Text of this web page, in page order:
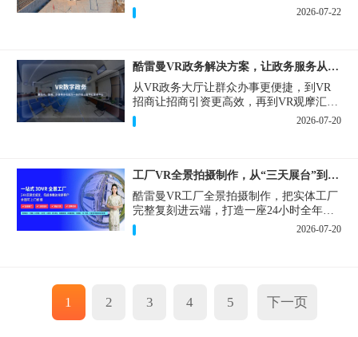
实景复刻的VR数字展厅，已经成为博物馆
数字化刚需新基建。
2026-07-22
酷雷曼VR政务解决方案，让政务服务从“看得见”开始
从VR政务大厅让群众办事更便捷，到VR
招商让招商引资更高效，再到VR观摩汇报
让政务成果更直观，酷雷曼VR政务解决方
案，解锁政务服务新体验，让服务从“看得
2026-07-20
工厂VR全景拍摄制作，从“三天展台”到“全时在线”
酷雷曼VR工厂全景拍摄制作，把实体工厂
完整复刻进云端，打造一座24小时全年无
休、不限面积、不限展品的线上展厅，改
写工厂营销获客模式。
2026-07-20
1 2 3 4 5 下一页